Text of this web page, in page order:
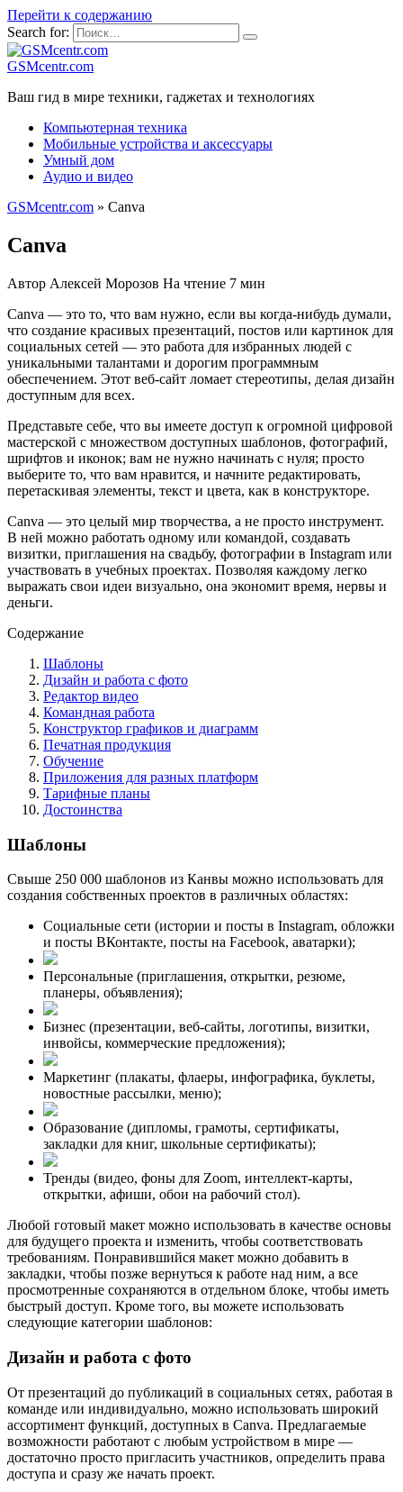
Перейти к содержанию
Search for:
GSMcentr.com
Ваш гид в мире техники, гаджетах и технологиях
Компьютерная техника
Мобильные устройства и аксессуары
Умный дом
Аудио и видео
GSMcentr.com » Canva
Canva
Автор Алексей Морозов На чтение 7 мин
Canva — это то, что вам нужно, если вы когда-нибудь думали,
что создание красивых презентаций, постов или картинок для
социальных сетей — это работа для избранных людей с
уникальными талантами и дорогим программным
обеспечением. Этот веб-сайт ломает стереотипы, делая дизайн
доступным для всех.
Представьте себе, что вы имеете доступ к огромной цифровой
мастерской с множеством доступных шаблонов, фотографий,
шрифтов и иконок; вам не нужно начинать с нуля; просто
выберите то, что вам нравится, и начните редактировать,
перетаскивая элементы, текст и цвета, как в конструкторе.
Canva — это целый мир творчества, а не просто инструмент.
В ней можно работать одному или командой, создавать
визитки, приглашения на свадьбу, фотографии в Instagram или
участвовать в учебных проектах. Позволяя каждому легко
выражать свои идеи визуально, она экономит время, нервы и
деньги.
Содержание
Шаблоны
Дизайн и работа с фото
Редактор видео
Командная работа
Конструктор графиков и диаграмм
Печатная продукция
Обучение
Приложения для разных платформ
Тарифные планы
Достоинства
Шаблоны
Свыше 250 000 шаблонов из Канвы можно использовать для
создания собственных проектов в различных областях:
Социальные сети (истории и посты в Instagram, обложки
и посты ВКонтакте, посты на Facebook, аватарки);
Персональные (приглашения, открытки, резюме,
планеры, объявления);
Бизнес (презентации, веб-сайты, логотипы, визитки,
инвойсы, коммерческие предложения);
Маркетинг (плакаты, флаеры, инфографика, буклеты,
новостные рассылки, меню);
Образование (дипломы, грамоты, сертификаты,
закладки для книг, школьные сертификаты);
Тренды (видео, фоны для Zoom, интеллект-карты,
открытки, афиши, обои на рабочий стол).
Любой готовый макет можно использовать в качестве основы
для будущего проекта и изменить, чтобы соответствовать
требованиям. Понравившийся макет можно добавить в
закладки, чтобы позже вернуться к работе над ним, а все
просмотренные сохраняются в отдельном блоке, чтобы иметь
быстрый доступ. Кроме того, вы можете использовать
следующие категории шаблонов:
Дизайн и работа с фото
От презентаций до публикаций в социальных сетях, работая в
команде или индивидуально, можно использовать широкий
ассортимент функций, доступных в Canva. Предлагаемые
возможности работают с любым устройством в мире —
достаточно просто пригласить участников, определить права
доступа и сразу же начать проект.